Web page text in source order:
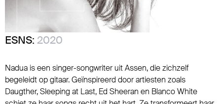
ESNS: 2020
Nadua is een singer-songwriter uit Assen, die zichzelf
begeleidt op gitaar. Geïnspireerd door artiesten zoals
Daugther, Sleeping at Last, Ed Sheeran en Blanco White